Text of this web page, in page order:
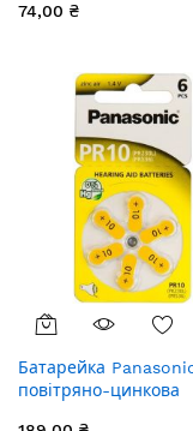
плівка, 4 шт.
74,00 ₴
Батарейка
повітряно-цинкова